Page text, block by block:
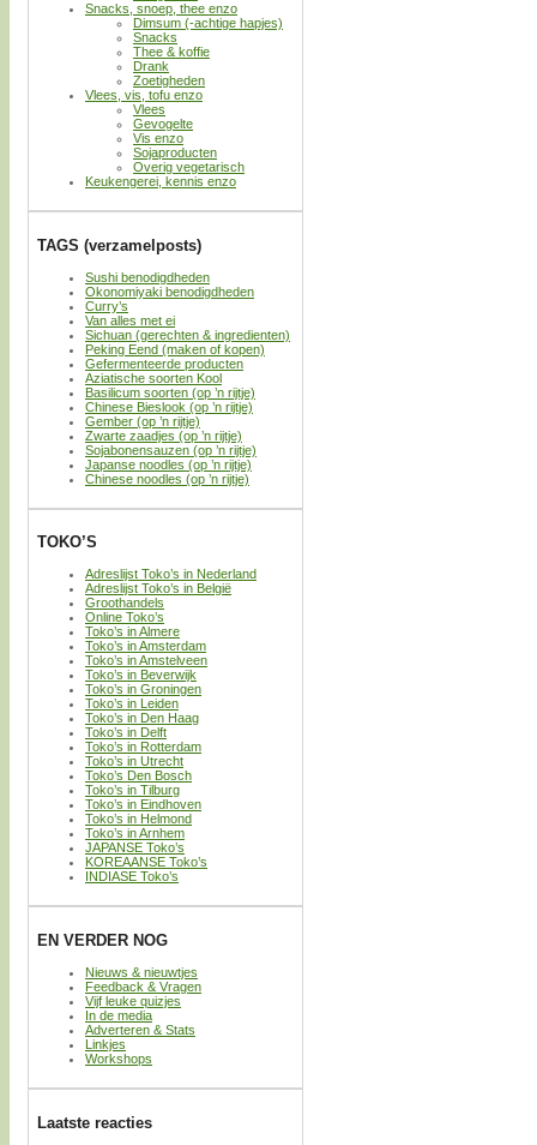
Snacks, snoep, thee enzo
Dimsum (-achtige hapjes)
Snacks
Thee & koffie
Drank
Zoetigheden
Vlees, vis, tofu enzo
Vlees
Gevogelte
Vis enzo
Sojaproducten
Overig vegetarisch
Keukengerei, kennis enzo
TAGS (verzamelposts)
Sushi benodigdheden
Okonomiyaki benodigdheden
Curry’s
Van alles met ei
Sichuan (gerechten & ingredienten)
Peking Eend (maken of kopen)
Gefermenteerde producten
Aziatische soorten Kool
Basilicum soorten (op ’n rijtje)
Chinese Bieslook (op ’n rijtje)
Gember (op ’n rijtje)
Zwarte zaadjes (op ’n rijtje)
Sojabonensauzen (op ’n rijtje)
Japanse noodles (op ’n rijtje)
Chinese noodles (op ’n rijtje)
TOKO’S
Adreslijst Toko’s in Nederland
Adreslijst Toko’s in België
Groothandels
Online Toko’s
Toko’s in Almere
Toko’s in Amsterdam
Toko’s in Amstelveen
Toko’s in Beverwijk
Toko’s in Groningen
Toko’s in Leiden
Toko’s in Den Haag
Toko’s in Delft
Toko’s in Rotterdam
Toko’s in Utrecht
Toko’s Den Bosch
Toko’s in Tilburg
Toko’s in Eindhoven
Toko’s in Helmond
Toko’s in Arnhem
JAPANSE Toko’s
KOREAANSE Toko’s
INDIASE Toko’s
EN VERDER NOG
Nieuws & nieuwtjes
Feedback & Vragen
Vijf leuke quizjes
In de media
Adverteren & Stats
Linkjes
Workshops
Laatste reacties